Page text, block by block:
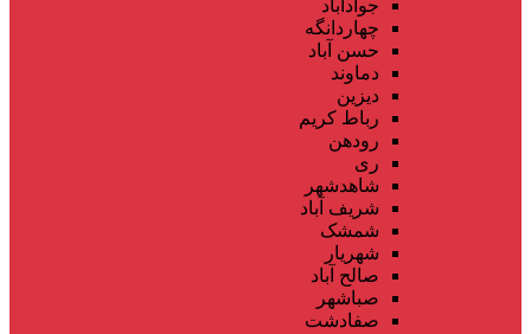
جوادآباد
چهاردانگه
حسن آباد
دماوند
دیزین
رباط کریم
رودهن
ری
شاهدشهر
شریف آباد
شمشک
شهریار
صالح آباد
صباشهر
صفادشت